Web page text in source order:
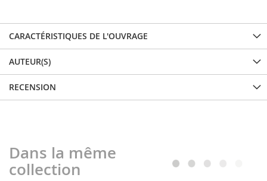
CARACTÉRISTIQUES DE L'OUVRAGE
AUTEUR(S)
RECENSION
Dans la même
collection